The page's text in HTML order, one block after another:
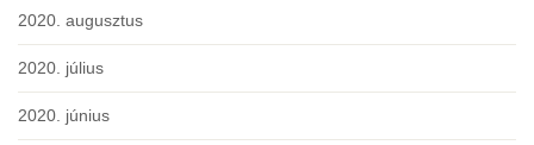
2020. augusztus
2020. július
2020. június